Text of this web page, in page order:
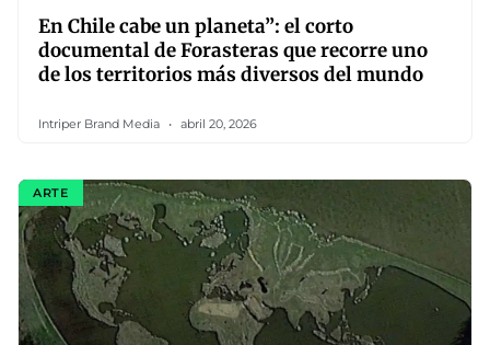
En Chile cabe un planeta”: el corto
documental de Forasteras que recorre uno
de los territorios más diversos del mundo
Intriper Brand Media abril 20, 2026
ARTE